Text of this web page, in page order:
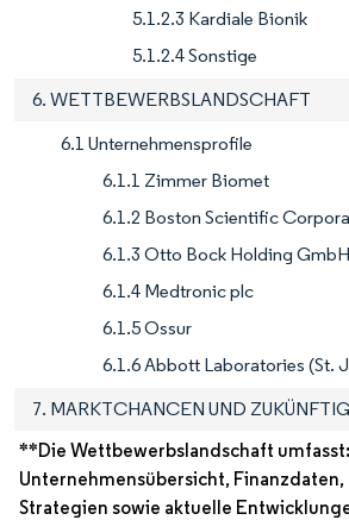
5.1.2.3 Kardiale Bionik
5.1.2.4 Sonstige
6. WETTBEWERBSLANDSCHAFT
6.1 Unternehmensprofile
6.1.1 Zimmer Biomet
6.1.2 Boston Scientific
6.1.3 Otto Bock Holding
6.1.4 Medtronic plc
6.1.5 Ossur
6.1.6 Abbott Laboratories (St.
7. MARKTCHANCEN UND
**Die Wettbewerbslandschaft umfasst:
Unternehmensübersicht,
Strategien sowie aktuelle